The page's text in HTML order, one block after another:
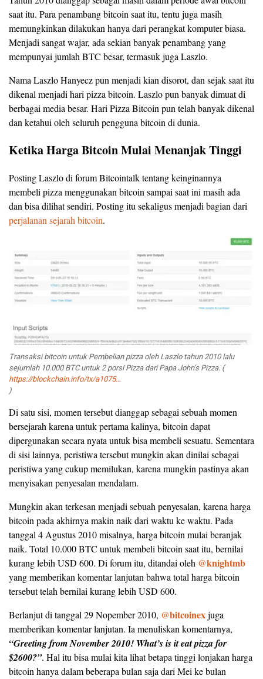
saat itu. Para penambang bitcoin saat itu, tentu juga masih
memungkinkan dilakukan hanya dari perangkat komputer biasa.
Menjadi sangat wajar, ada sekian banyak penambang yang
mempunyai jumlah BTC besar, termasuk juga Laszlo.
Nama Laszlo Hanyecz pun menjadi kian disorot, dan sejak saat itu
dikenal menjadi hari pizza bitcoin. Laszlo pun banyak dimuat di
berbagai media besar. Hari Pizza Bitcoin pun telah banyak dikenal
dan ketahui oleh seluruh pengguna bitcoin di dunia.
Ketika Harga Bitcoin Mulai Menanjak Tinggi
Posting Laszlo di forum Bitcointalk tentang keinginannya
membeli pizza menggunakan bitcoin sampai saat ini masih ada
dan bisa dilihat sendiri. Posting itu sekaligus menjadi bagian dari
perjalanan sejarah bitcoin.
Transaksi bitcoin untuk Pembelian pizza oleh Laszlo tahun 2010 lalu
sejumlah 10.000 BTC untuk 2 porsi Pizza dari Papa John’s Pizza. (
https://blockchain.info/tx/a1075…
)
Di satu sisi, momen tersebut dianggap sebagai sebuah momen
bersejarah karena untuk pertama kalinya, bitcoin dapat
dipergunakan secara nyata untuk bisa membeli sesuatu. Sementara
di sisi lainnya, peristiwa tersebut mungkin akan dinilai sebagai
peristiwa yang cukup memilukan, karena mungkin pastinya akan
menyisakan penyesalan mendalam.
Mungkin akan terkesan menjadi sebuah penyesalan, karena harga
bitcoin pada akhirnya makin naik dari waktu ke waktu. Pada
tanggal 4 Agustus 2010 misalnya, harga bitcoin mulai beranjak
naik. Total 10.000 BTC untuk membeli bitcoin saat itu, bernilai
kurang lebih USD 600. Di forum itu, ditandai oleh @knightmb
yang memberikan komentar lanjutan bahwa total harga bitcoin
tersebut telah bernilai kurang lebih USD 600.
Berlanjut di tanggal 29 Nopember 2010, @bitcoinexjuga
memberikan komentar lanjutan. Ia menuliskan komentarnya,
“Greeting from November 2010! What’s is it eat pizza for
$2600?”. Hal itu bisa mulai kita lihat betapa tinggi lonjakan harga
bitcoin hanya dalam beberapa bulan saja dari Mei ke bulan